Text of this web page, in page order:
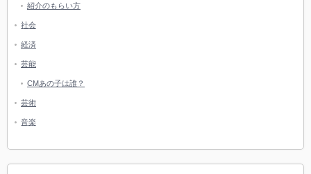
紹介のもらい方
社会
経済
芸能
CMあの子は誰？
芸術
音楽